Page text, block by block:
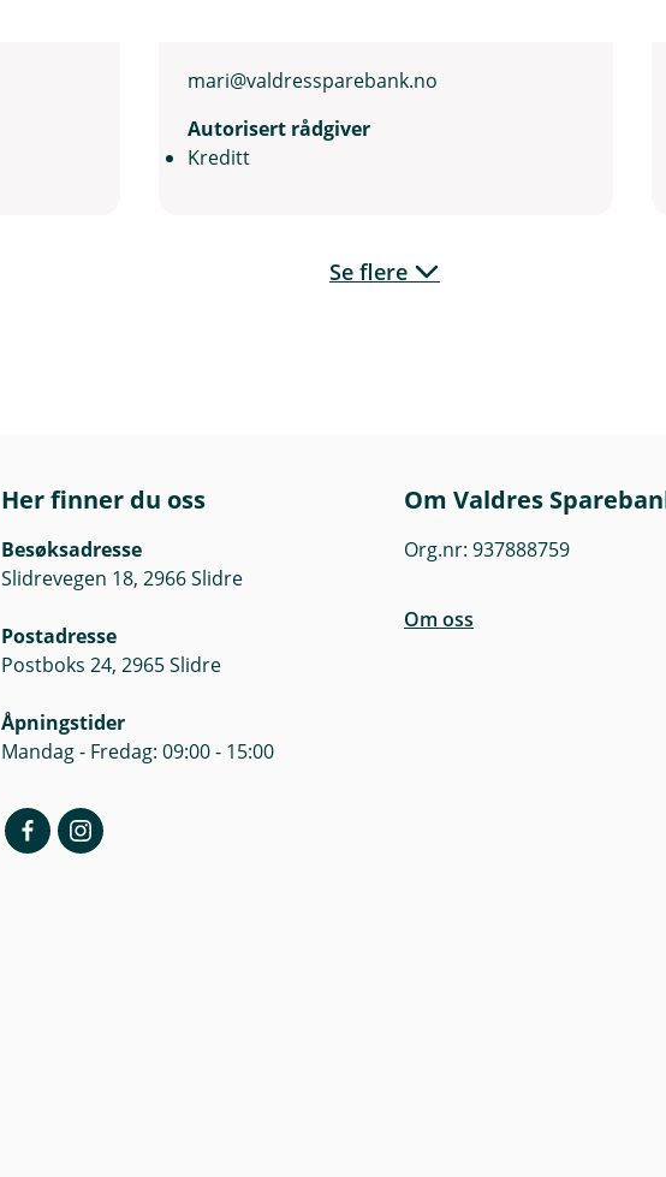
mari@valdressparebank.no
Autorisert rådgiver
Kreditt
Se flere
Her finner du oss
Besøksadresse
Slidrevegen 18, 2966 Slidre
Postadresse
Postboks 24, 2965 Slidre
Åpningstider
Mandag - Fredag: 09:00 - 15:00
Om Valdres
Org.nr: 937888759
Om oss